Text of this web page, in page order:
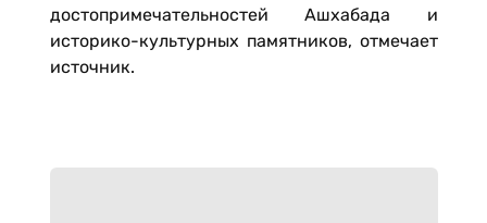
достопримечательностей Ашхабада и
историко-культурных памятников, отмечает
источник.